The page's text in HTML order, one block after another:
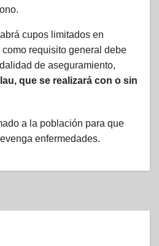
cupos limitados en
requisito general debe
de aseguramiento,
que se realizará con o sin
a la población para que
enfermedades.